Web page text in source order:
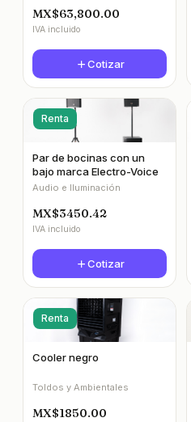
MX$63,800.00
IVA incluido
Cotizar
Renta
Par de bocinas con un
bajo marca Electro-Voice
Audio e Iluminación
MX$3450.42
IVA incluido
Cotizar
Renta
Cooler negro
Toldos y Ambientales
MX$1850.00